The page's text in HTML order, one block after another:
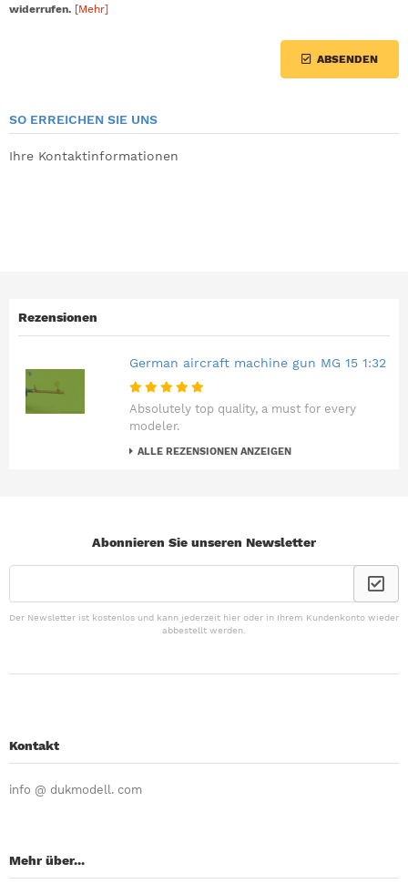
widerrufen. [Mehr]
ABSENDEN
SO ERREICHEN SIE UNS
Ihre Kontaktinformationen
Rezensionen
German aircraft machine gun MG 15 1:32
Absolutely top quality, a must for every
modeler.
ALLE REZENSIONEN ANZEIGEN
Abonnieren Sie unseren Newsletter
Der Newsletter ist kostenlos und kann jederzeit hier oder in Ihrem Kundenkonto wieder
abbestellt werden.
Kontakt
info @ dukmodell. com
Mehr über...